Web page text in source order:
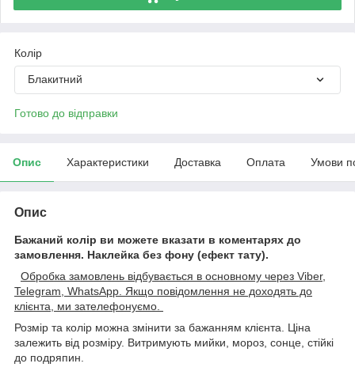
Колір
Блакитний
Готово до відправки
Опис Характеристики Доставка Оплата Умови
Опис
Бажаний колір ви можете вказати в коментарях до
замовлення. Наклейка без фону (ефект тату).
Обробка замовлень відбувається в основному через Viber,
Telegram, WhatsApp. Якщо повідомлення не доходять до
клієнта, ми зателефонуємо.
Розмір та колір можна змінити за бажанням клієнта. Ціна
залежить від розміру. Витримують мийки, мороз, сонце, стійкі
до подряпин.